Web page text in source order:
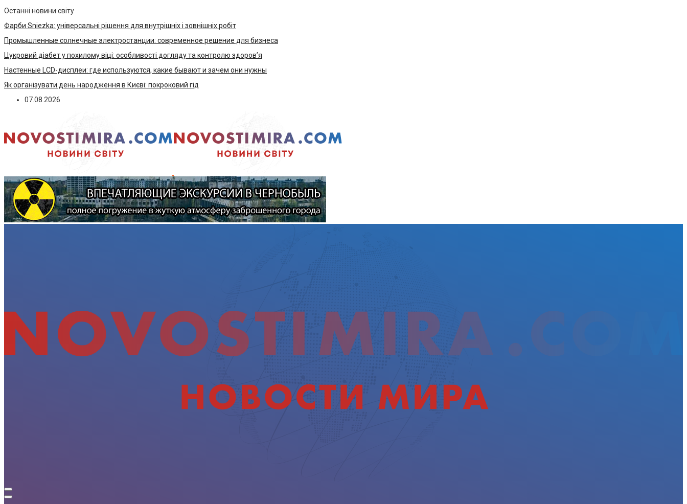
Останні новини світу
Фарби Sniezka: універсальні рішення для внутрішніх і зовнішніх робіт
Промышленные солнечные электростанции: современное решение для бизнеса
Цукровий діабет у похилому віці: особливості догляду та контролю здоров’я
Настенные LCD-дисплеи: где используются, какие бывают и зачем они нужны
Як організувати день народження в Києві: покроковий гід
07.08.2026